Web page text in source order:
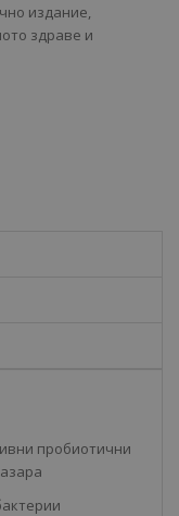
издание,
здраве и
пробиотични